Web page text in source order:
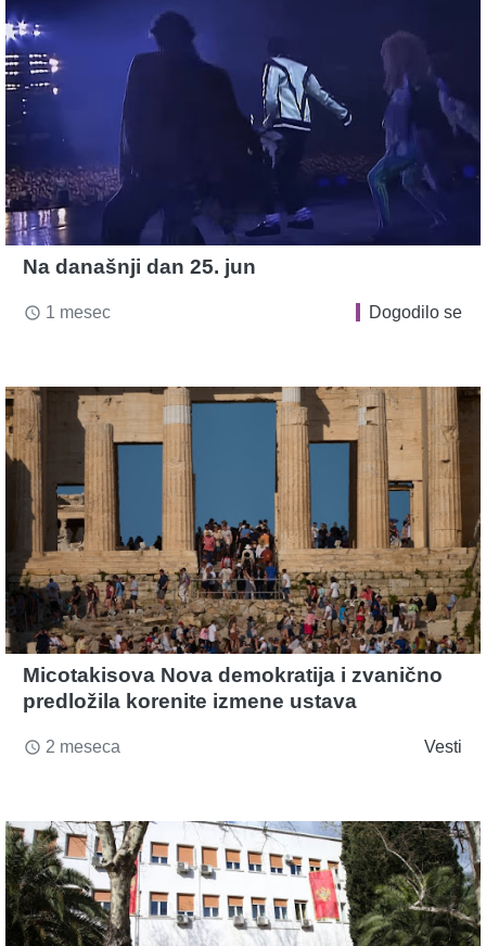
Na današnji dan 25. jun
access_time 1 mesec Dogodilo se
Micotakisova Nova demokratija i zvanično
predložila korenite izmene ustava
access_time 2 meseca Vesti